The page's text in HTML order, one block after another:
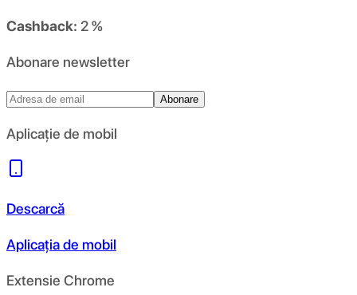
Cashback: 2 %
Abonare newsletter
Abonare
Aplicație de mobil
Descarcă
Aplicația de mobil
Extensie Chrome